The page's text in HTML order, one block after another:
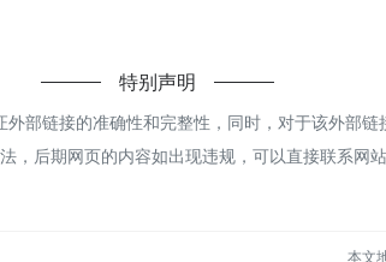
特别声明
部链接的准确性和完整性，同时，对于该外部
后期网页的内容如出现违规，可以直接联系网
本文